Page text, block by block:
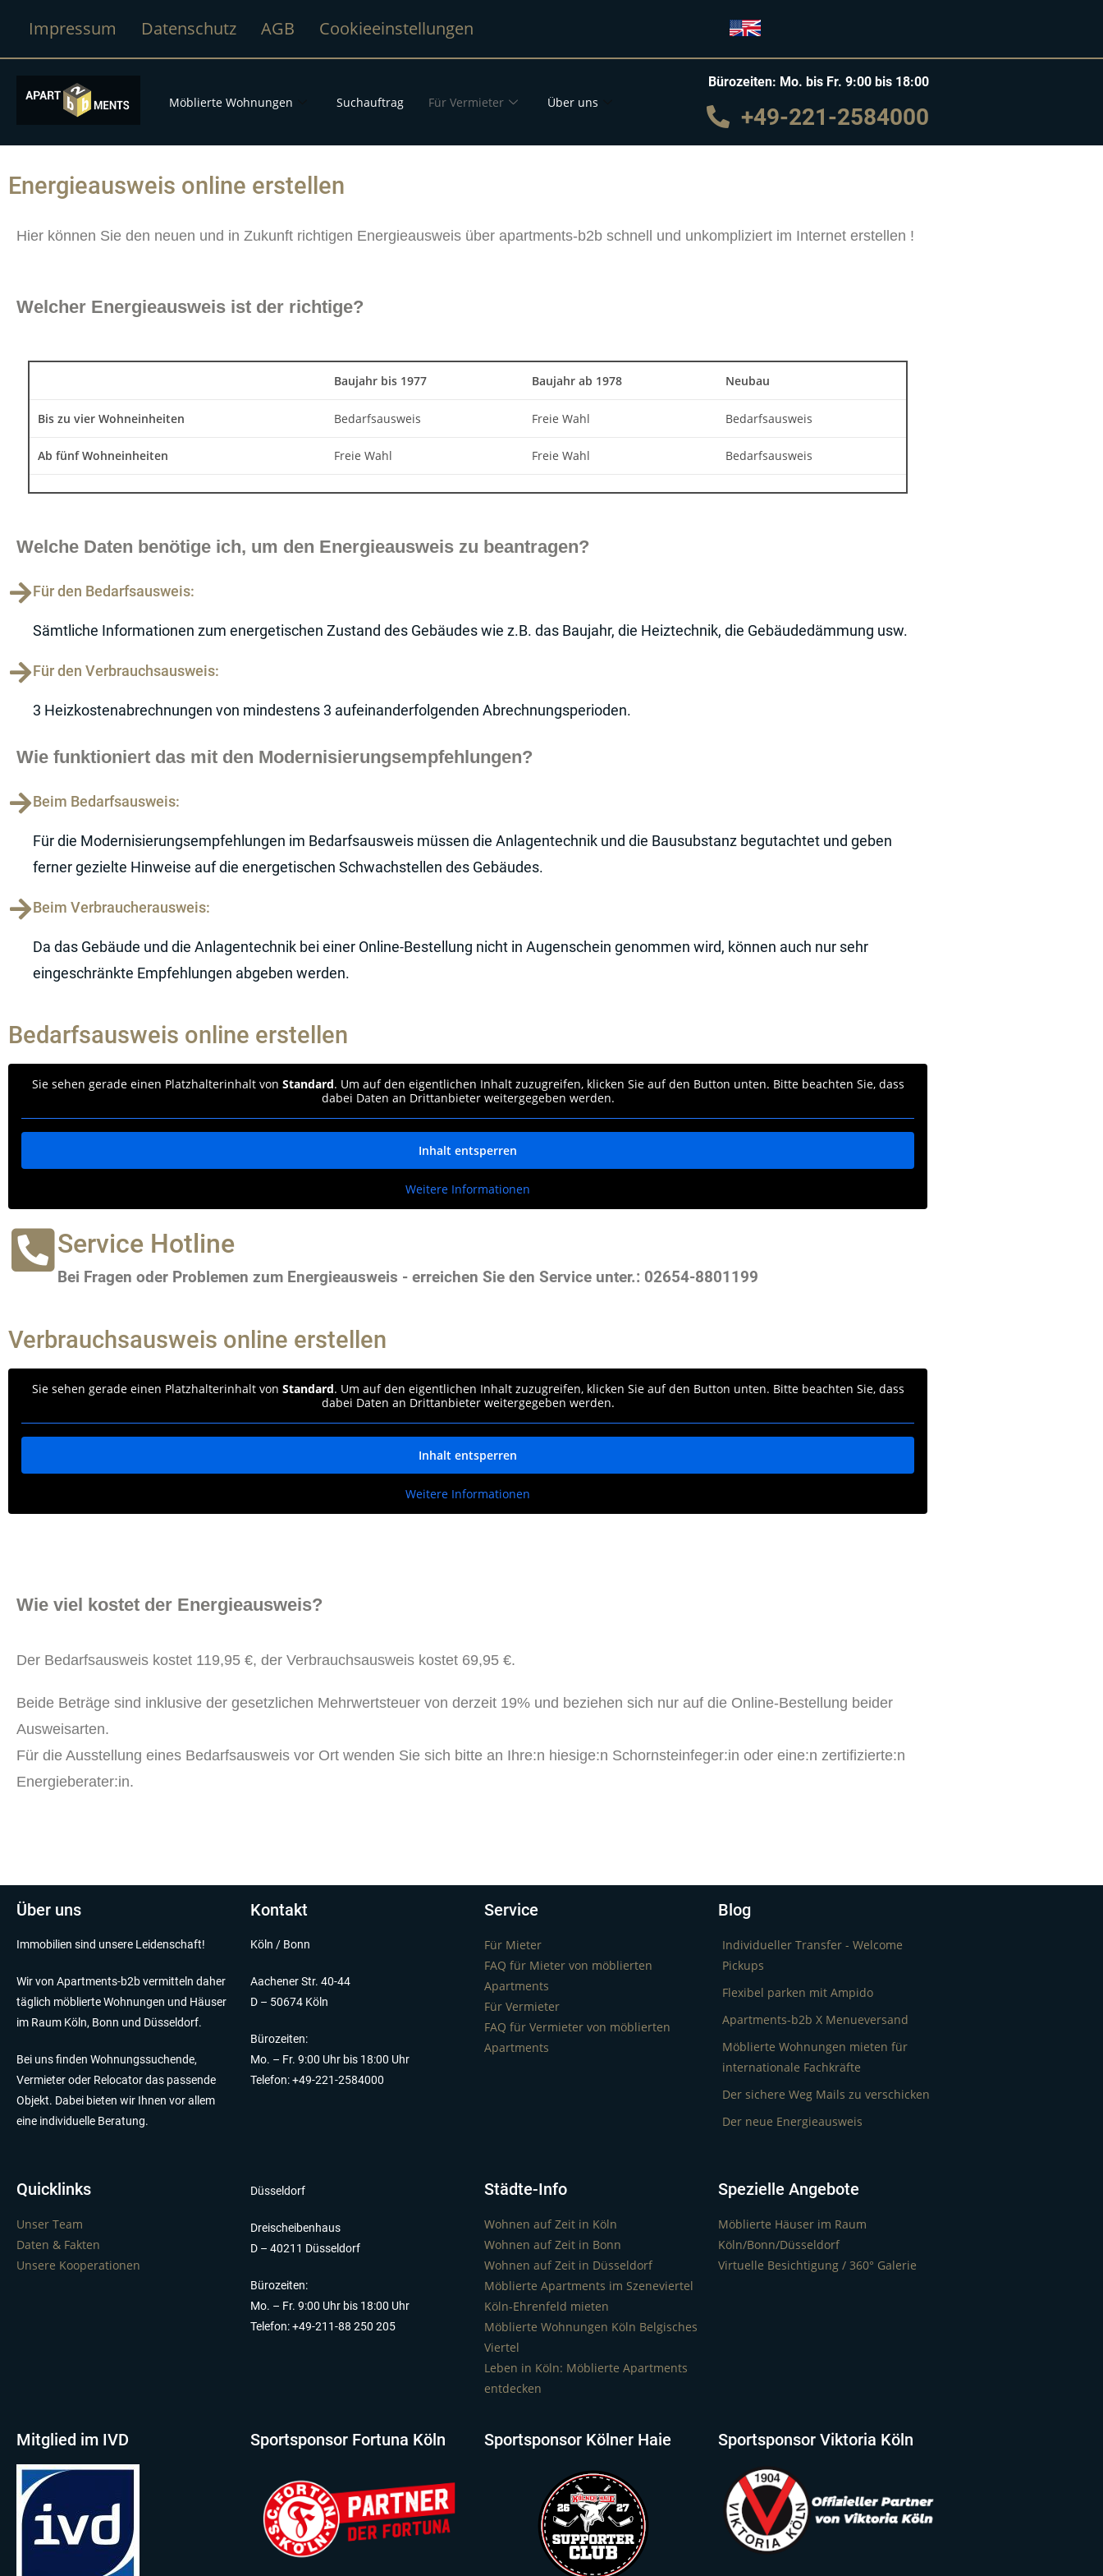
Impressum Datenschutz AGB Cookieeinstellungen
Möblierte Wohnungen Suchauftrag Für Vermieter Über uns
Bürozeiten: Mo. bis Fr. 9:00 bis 18:00
+49-221-2584000
Energieausweis online erstellen
Hier können Sie den neuen und in Zukunft richtigen Energieausweis über apartments-b2b schnell und unkompliziert im Internet erstellen !
Welcher Energieausweis ist der richtige?
Baujahr bis 1977 Baujahr ab 1978 Neubau
Bis zu vier Wohneinheiten Bedarfsausweis Freie Wahl Bedarfsausweis
Ab fünf Wohneinheiten Freie Wahl Freie Wahl Bedarfsausweis
Welche Daten benötige ich, um den Energieausweis zu beantragen?
Für den Bedarfsausweis:
Sämtliche Informationen zum energetischen Zustand des Gebäudes wie z.B. das Baujahr, die Heiztechnik, die Gebäudedämmung usw.
Für den Verbrauchsausweis:
3 Heizkostenabrechnungen von mindestens 3 aufeinanderfolgenden Abrechnungsperioden.
Wie funktioniert das mit den Modernisierungsempfehlungen?
Beim Bedarfsausweis:
Für die Modernisierungsempfehlungen im Bedarfsausweis müssen die Anlagentechnik und die Bausubstanz begutachtet und geben
ferner gezielte Hinweise auf die energetischen Schwachstellen des Gebäudes.
Beim Verbraucherausweis:
Da das Gebäude und die Anlagentechnik bei einer Online-Bestellung nicht in Augenschein genommen wird, können auch nur sehr
eingeschränkte Empfehlungen abgeben werden.
Bedarfsausweis online erstellen
Sie sehen gerade einen Platzhalterinhalt von Standard. Um auf den eigentlichen Inhalt zuzugreifen, klicken Sie auf den Button unten. Bitte beachten Sie, dass
dabei Daten an Drittanbieter weitergegeben werden.
Inhalt entsperren
Weitere Informationen
Service Hotline
Bei Fragen oder Problemen zum Energieausweis - erreichen Sie den Service unter.: 02654-8801199
Verbrauchsausweis online erstellen
Sie sehen gerade einen Platzhalterinhalt von Standard. Um auf den eigentlichen Inhalt zuzugreifen, klicken Sie auf den Button unten. Bitte beachten Sie, dass
dabei Daten an Drittanbieter weitergegeben werden.
Inhalt entsperren
Weitere Informationen
Wie viel kostet der Energieausweis?
Der Bedarfsausweis kostet 119,95 €, der Verbrauchsausweis kostet 69,95 €.
Beide Beträge sind inklusive der gesetzlichen Mehrwertsteuer von derzeit 19% und beziehen sich nur auf die Online-Bestellung beider
Ausweisarten.
Für die Ausstellung eines Bedarfsausweis vor Ort wenden Sie sich bitte an Ihre:n hiesige:n Schornsteinfeger:in oder eine:n zertifizierte:n
Energieberater:in.
Über uns
Immobilien sind unsere Leidenschaft!
Wir von Apartments-b2b vermitteln daher
täglich möblierte Wohnungen und Häuser
im Raum Köln, Bonn und Düsseldorf.
Bei uns finden Wohnungssuchende,
Vermieter oder Relocator das passende
Objekt. Dabei bieten wir Ihnen vor allem
eine individuelle Beratung.
Kontakt
Köln / Bonn
Aachener Str. 40-44
D – 50674 Köln
Bürozeiten:
Mo. – Fr. 9:00 Uhr bis 18:00 Uhr
Telefon: +49-221-2584000
Service
Für Mieter
FAQ für Mieter von möblierten
Apartments
Für Vermieter
FAQ für Vermieter von möblierten
Apartments
Blog
Individueller Transfer - Welcome
Pickups
Flexibel parken mit Ampido
Apartments-b2b X Menueversand
Möblierte Wohnungen mieten für
internationale Fachkräfte
Der sichere Weg Mails zu verschicken
Der neue Energieausweis
Quicklinks
Unser Team
Daten & Fakten
Unsere Kooperationen
Düsseldorf
Dreischeibenhaus
D – 40211 Düsseldorf
Bürozeiten:
Mo. – Fr. 9:00 Uhr bis 18:00 Uhr
Telefon: +49-211-88 250 205
Städte-Info
Wohnen auf Zeit in Köln
Wohnen auf Zeit in Bonn
Wohnen auf Zeit in Düsseldorf
Möblierte Apartments im Szeneviertel
Köln-Ehrenfeld mieten
Möblierte Wohnungen Köln Belgisches
Viertel
Leben in Köln: Möblierte Apartments
entdecken
Spezielle Angebote
Möblierte Häuser im Raum
Köln/Bonn/Düsseldorf
Virtuelle Besichtigung / 360° Galerie
Mitglied im IVD Sportsponsor Fortuna Köln Sportsponsor Kölner Haie Sportsponsor Viktoria Köln